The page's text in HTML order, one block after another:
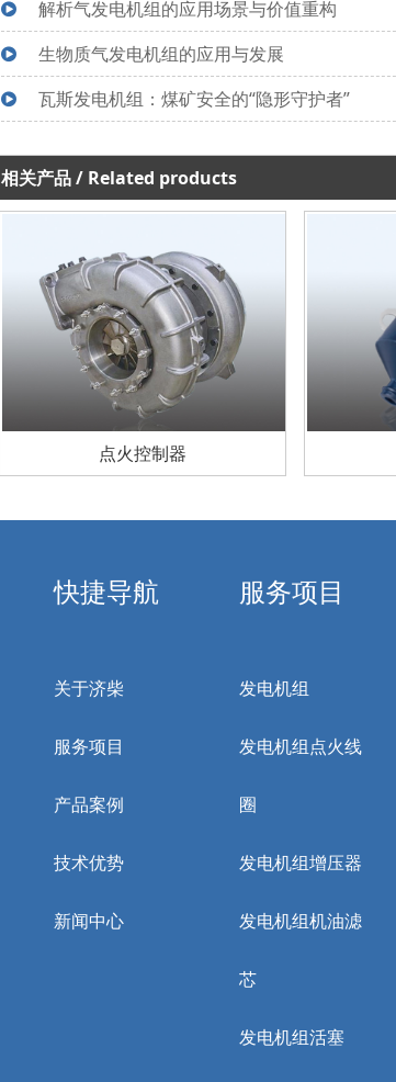
解析气发电机组的应用场景与价值重构
生物质气发电机组的应用与发展
瓦斯发电机组：煤矿安全的“隐形守护者”
相关产品/ Related products
快捷导航
关于济柴
服务项目
产品案例
技术优势
新闻中心
服务项目
发电机组
发电机组点火线
圈
发电机组增压器
发电机组机油滤
芯
发电机组活塞